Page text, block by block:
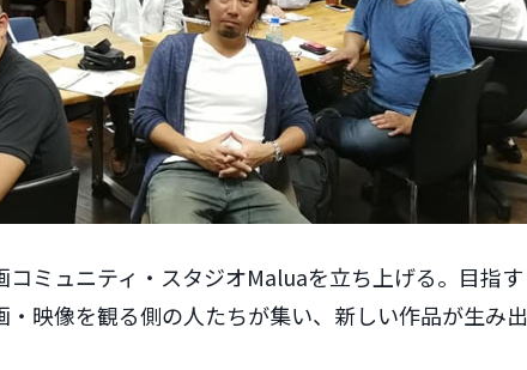
ミュニティ・スタジオMaluaを立ち上げる。目指す
映像を観る側の人たちが集い、新しい作品が生み出